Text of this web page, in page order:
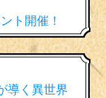
ト開催！
導く異世界